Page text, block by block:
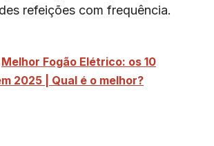
refeições com frequência.
Melhor Fogão Elétrico: os 10
2025 | Qual é o melhor?